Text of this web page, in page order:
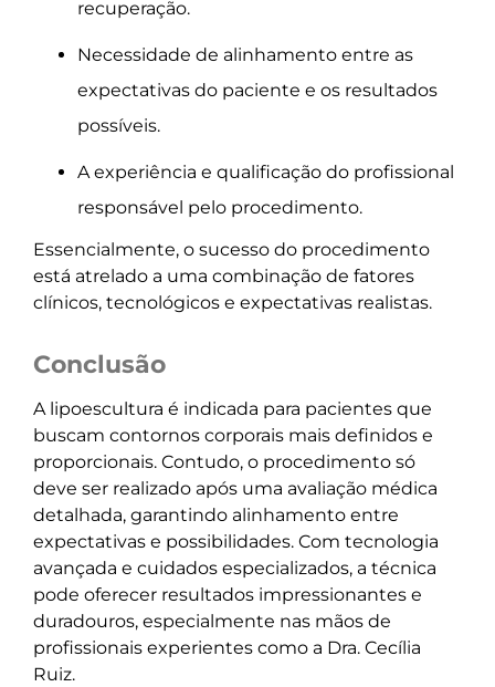
recuperação.
Necessidade de alinhamento entre as
expectativas do paciente e os resultados
possíveis.
A experiência e qualificação do profissional
responsável pelo procedimento.
Essencialmente, o sucesso do procedimento
está atrelado a uma combinação de fatores
clínicos, tecnológicos e expectativas realistas.
Conclusão
A lipoescultura é indicada para pacientes que
buscam contornos corporais mais definidos e
proporcionais. Contudo, o procedimento só
deve ser realizado após uma avaliação médica
detalhada, garantindo alinhamento entre
expectativas e possibilidades. Com tecnologia
avançada e cuidados especializados, a técnica
pode oferecer resultados impressionantes e
duradouros, especialmente nas mãos de
profissionais experientes como a Dra. Cecília
Ruiz.